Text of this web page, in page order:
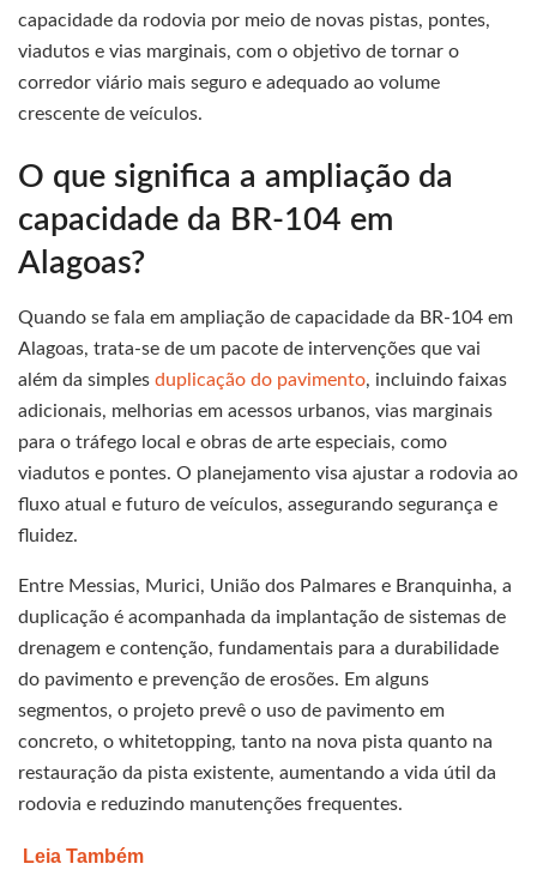
capacidade da rodovia por meio de novas pistas, pontes,
viadutos e vias marginais, com o objetivo de tornar o
corredor viário mais seguro e adequado ao volume
crescente de veículos.
O que significa a ampliação da
capacidade da BR-104 em
Alagoas?
Quando se fala em ampliação de capacidade da BR-104 em
Alagoas, trata-se de um pacote de intervenções que vai
além da simples duplicação do pavimento, incluindo faixas
adicionais, melhorias em acessos urbanos, vias marginais
para o tráfego local e obras de arte especiais, como
viadutos e pontes. O planejamento visa ajustar a rodovia ao
fluxo atual e futuro de veículos, assegurando segurança e
fluidez.
Entre Messias, Murici, União dos Palmares e Branquinha, a
duplicação é acompanhada da implantação de sistemas de
drenagem e contenção, fundamentais para a durabilidade
do pavimento e prevenção de erosões. Em alguns
segmentos, o projeto prevê o uso de pavimento em
concreto, o whitetopping, tanto na nova pista quanto na
restauração da pista existente, aumentando a vida útil da
rodovia e reduzindo manutenções frequentes.
Leia Também